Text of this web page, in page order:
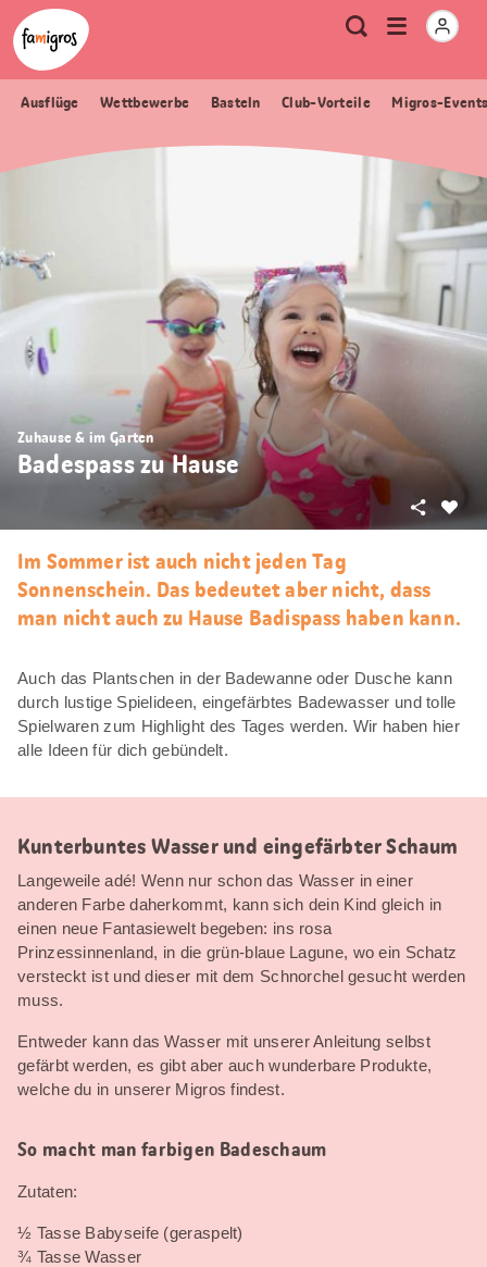
Sprungmarken
Navigation
Header
Logo
Meta
Navigation
Suche
Menu
öffnen
Ausflüge Wettbewerbe Basteln Club-Vorteile Migros-
Zuhause & im Garten
Badespass zu Hause
Als
Teilen
Im Sommer ist auch nicht jeden Tag
Sonnenschein. Das bedeutet aber nicht, dass
man nicht auch zu Hause Badispass haben kann.
Auch das Plantschen in der Badewanne oder Dusche kann
durch lustige Spielideen, eingefärbtes Badewasser und tolle
Spielwaren zum Highlight des Tages werden. Wir haben hier
alle Ideen für dich gebündelt.
Kunterbuntes Wasser und eingefärbter Schaum
Langeweile adé! Wenn nur schon das Wasser in einer
anderen Farbe daherkommt, kann sich dein Kind gleich in
einen neue Fantasiewelt begeben: ins rosa
Prinzessinnenland, in die grün-blaue Lagune, wo ein Schatz
versteckt ist und dieser mit dem Schnorchel gesucht werden
muss.
Entweder kann das Wasser mit unserer Anleitung selbst
gefärbt werden, es gibt aber auch wunderbare Produkte,
welche du in unserer Migros findest.
So macht man farbigen Badeschaum
Zutaten:
½ Tasse Babyseife (geraspelt)
¾ Tasse Wasser